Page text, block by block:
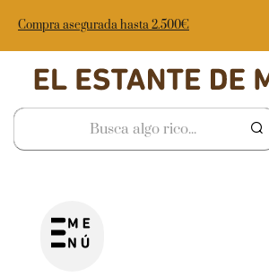
Compra asegurada hasta 2.500€